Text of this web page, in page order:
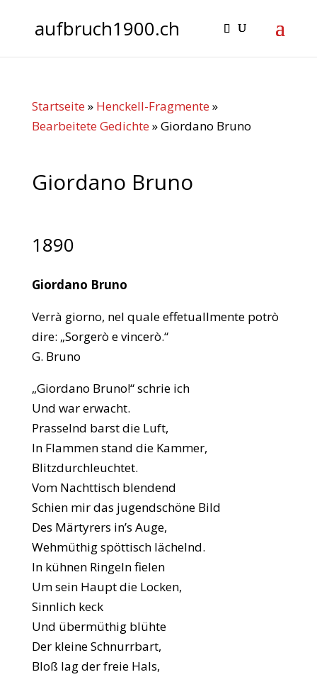
aufbruch1900.ch
Startseite » Henckell-Fragmente »
Bearbeitete Gedichte »Giordano Bruno
Giordano Bruno
1890
Giordano Bruno
Verrà giorno, nel quale effetuallmente potrò
dire: „Sorgerò e vincerò.“
G. Bruno
„Giordano Bruno!“ schrie ich
Und war erwacht.
Prasselnd barst die Luft,
In Flammen stand die Kammer,
Blitzdurchleuchtet.
Vom Nachttisch blendend
Schien mir das jugendschöne Bild
Des Märtyrers in’s Auge,
Wehmüthig spöttisch lächelnd.
In kühnen Ringeln fielen
Um sein Haupt die Locken,
Sinnlich keck
Und übermüthig blühte
Der kleine Schnurrbart,
Bloß lag der freie Hals,